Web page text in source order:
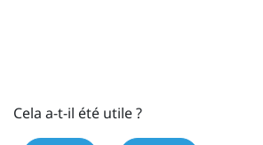
Cela a-t-il été utile ?